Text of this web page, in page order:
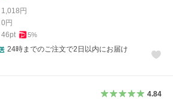
1,018円
0円
46pt 5%
24時までのご注文で2日以内にお届け
4.84